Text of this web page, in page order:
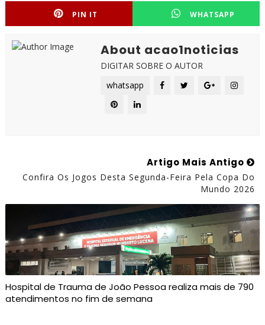
PIN IT WHATSAPP
About acao1noticias
DIGITAR SOBRE O AUTOR
whatsapp
Artigo Mais Antigo
Confira Os Jogos Desta Segunda-Feira Pela Copa Do
Mundo 2026
Hospital de Trauma de João Pessoa realiza mais de 790
atendimentos no fim de semana